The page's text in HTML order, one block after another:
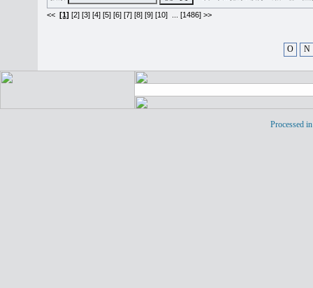
<< [1] [2] [3] [4] [5] [6] [7] [8] [9] [10] [1486] >>
O N
Processed